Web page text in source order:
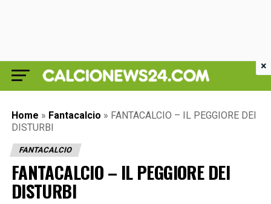
Home » Fantacalcio » FANTACALCIO – IL PEGGIORE DEI
DISTURBI
FANTACALCIO
FANTACALCIO – IL PEGGIORE DEI
DISTURBI
×